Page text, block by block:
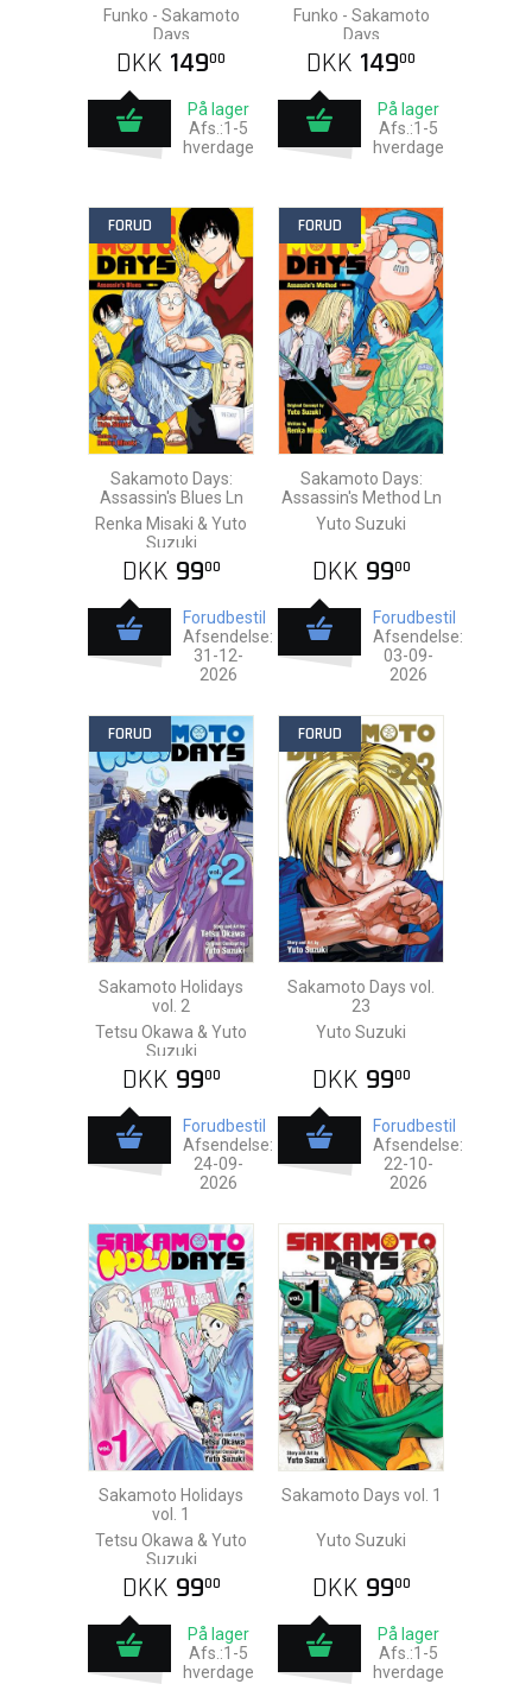
Funko - Sakamoto
Days
DKK 14900
På lager
Afs.:1-5
hverdage
Funko - Sakamoto
Days
DKK 14900
På lager
Afs.:1-5
hverdage
FORUD
Sakamoto Days:
Assassin's Blues Ln
Renka Misaki & Yuto
Suzuki
DKK 9900
Forudbestil
Afsendelse:
31-12-
2026
FORUD
Sakamoto Days:
Assassin's Method Ln
Yuto Suzuki
DKK 9900
Forudbestil
Afsendelse:
03-09-
2026
FORUD
Sakamoto Holidays
vol. 2
Tetsu Okawa & Yuto
Suzuki
DKK 9900
Forudbestil
Afsendelse:
24-09-
2026
FORUD
Sakamoto Days vol.
23
Yuto Suzuki
DKK 9900
Forudbestil
Afsendelse:
22-10-
2026
Sakamoto Holidays
vol. 1
Tetsu Okawa & Yuto
Suzuki
DKK 9900
På lager
Afs.:1-5
hverdage
Sakamoto Days vol. 1
Yuto Suzuki
DKK 9900
På lager
Afs.:1-5
hverdage